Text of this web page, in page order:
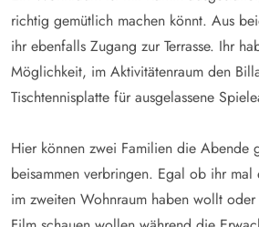
richtig gemütlich machen könnt. Aus
ihr ebenfalls Zugang zur Terrasse. Ihr
Möglichkeit, im Aktivitätenraum den
Tischtennisplatte für ausgelassene
Hier können zwei Familien die Abende
beisammen verbringen. Egal ob ihr
im zweiten Wohnraum haben wollt